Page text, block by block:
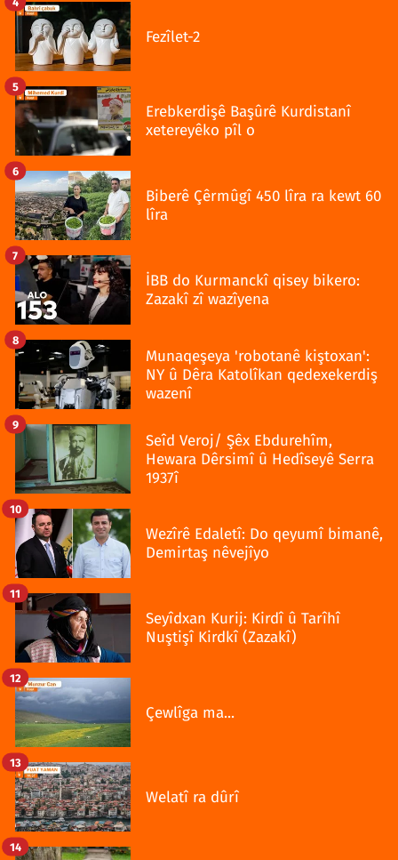
Fezîlet-2
Erebkerdişê Başûrê Kurdistanî
xetereyêko pîl o
5
Biberê Çêrmûgî 450 lîra ra kewt 60
lîra
6
İBB do Kurmanckî qisey bikero:
Zazakî zî wazîyena
7
Munaqeşeya 'robotanê kiştoxan':
NY û Dêra Katolîkan qedexekerdiş
wazenî
8
Seîd Veroj/ Şêx Ebdurehîm,
Hewara Dêrsimî û Hedîseyê Serra
1937î
9
Wezîrê Edaletî: Do qeyumî bimanê,
Demirtaş nêvejîyo
10
Seyîdxan Kurij: Kirdî û Tarîhî
Nuştişî Kirdkî (Zazakî)
11
Çewlîga ma...
12
Welatî ra dûrî
13
14